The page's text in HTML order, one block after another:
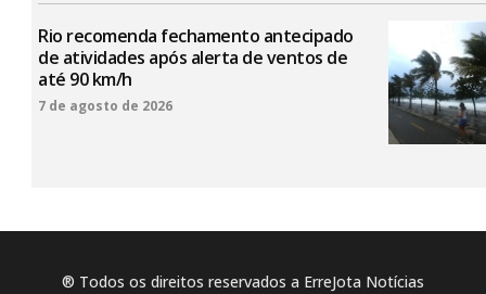
Rio recomenda fechamento antecipado
de atividades após alerta de ventos de
até 90 km/h
7 de agosto de 2026
® Todos os direitos reservados a ErreJota Notícias